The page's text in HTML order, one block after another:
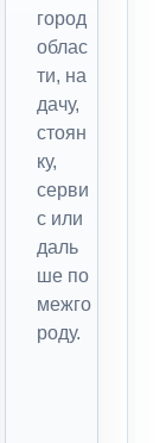
город
облас
ти, на
дачу,
стоян
ку,
серви
с или
даль
ше по
межго
роду.